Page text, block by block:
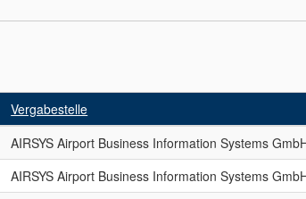
Vergabestelle
AIRSYS Airport Business Information Systems
AIRSYS Airport Business Information Systems